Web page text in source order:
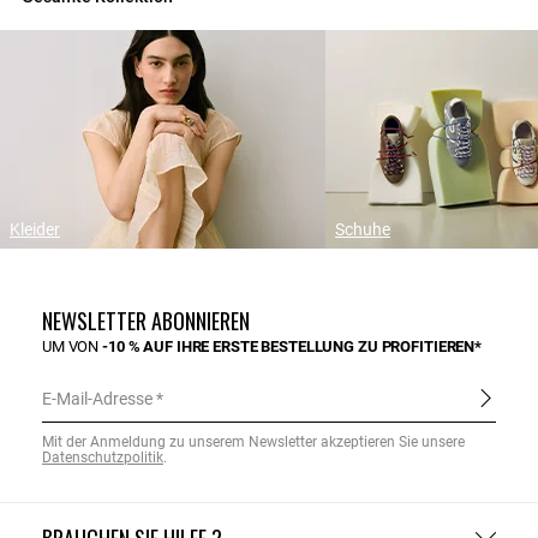
Kleider Schuhe
NEWSLETTER ABONNIEREN
UM VON-10 % AUF IHRE ERSTE BESTELLUNG ZU PROFITIEREN*
E-Mail-Adresse
Mit der Anmeldung zu unserem Newsletter akzeptieren Sie unsere
Datenschutzpolitik.